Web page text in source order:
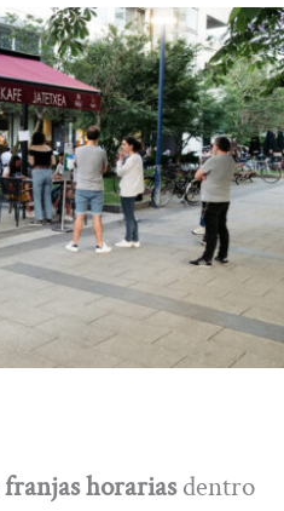
franjas horariasdentro